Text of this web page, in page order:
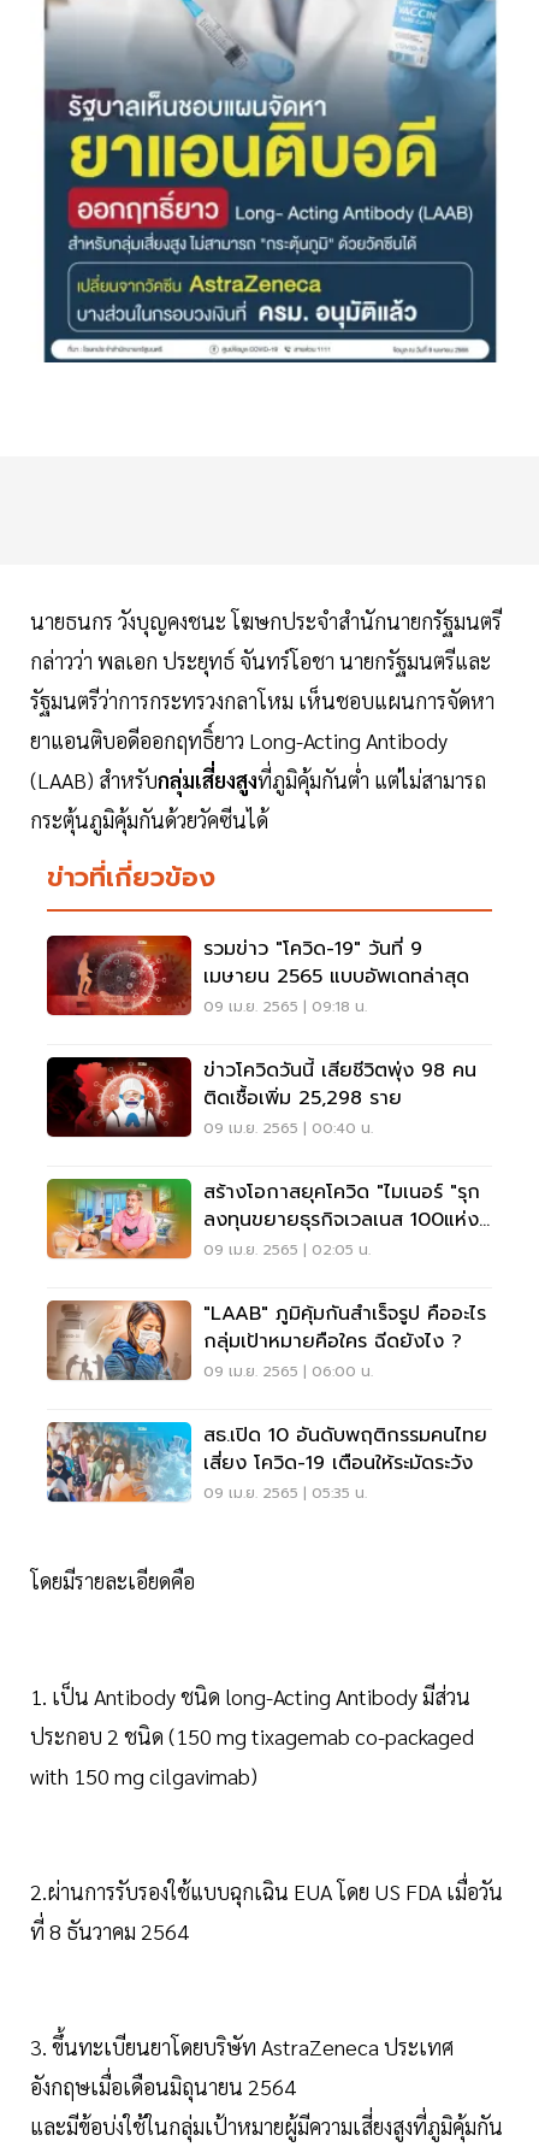
นายธนกร วังบุญคงชนะ โฆษกประจำสำนักนายกรัฐมนตรี
กล่าวว่า พลเอก ประยุทธ์ จันทร์โอชา นายกรัฐมนตรีและ
รัฐมนตรีว่าการกระทรวงกลาโหม เห็นชอบแผนการจัดหา
ยาแอนติบอดีออกฤทธิ์ยาว Long-Acting Antibody
(LAAB) สำหรับกลุ่มเสี่ยงสูงที่ภูมิคุ้มกันต่ำ แต่ไม่สามารถ
กระตุ้นภูมิคุ้มกันด้วยวัคซีนได้
ข่าวที่เกี่ยวข้อง
รวมข่าว "โควิด-19" วันที่ 9
เมษายน 2565 แบบอัพเดทล่าสุด
09 เม.ย. 2565 | 09:18 น.
ข่าวโควิดวันนี้ เสียชีวิตพุ่ง 98 คน
ติดเชื้อเพิ่ม 25,298 ราย
09 เม.ย. 2565 | 00:40 น.
สร้างโอกาสยุคโควิด "ไมเนอร์ "รุก
ลงทุนขยายธุรกิจเวลเนส 100แห่ง
ทั่วโลกใน 5 ปี
09 เม.ย. 2565 | 02:05 น.
"LAAB" ภูมิคุ้มกันสำเร็จรูป คืออะไร
กลุ่มเป้าหมายคือใคร ฉีดยังไง ?
09 เม.ย. 2565 | 06:00 น.
สธ.เปิด 10 อันดับพฤติกรรมคนไทย
เสี่ยง โควิด-19 เตือนให้ระมัดระวัง
09 เม.ย. 2565 | 05:35 น.
โดยมีรายละเอียดคือ
1. เป็น Antibody ชนิด long-Acting Antibody มีส่วน
ประกอบ 2 ชนิด (150 mg tixagemab co-packaged
with 150 mg cilgavimab)
2.ผ่านการรับรองใช้แบบฉุกเฉิน EUA โดย US FDA เมื่อวัน
ที่ 8 ธันวาคม 2564
3. ขึ้นทะเบียนยาโดยบริษัท AstraZeneca ประเทศ
อังกฤษเมื่อเดือนมิถุนายน 2564
และมีข้อบ่งใช้ในกลุ่มเป้าหมายผู้มีความเสี่ยงสูงที่ภูมิคุ้มกัน